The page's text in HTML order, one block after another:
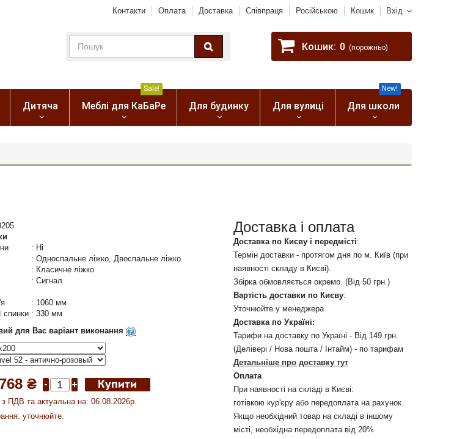
Вхід
Контакти Оплата Доставка Співпраця Російською Кошик
Кошик: 0 (порожньо)
Дитяча Меблі для КаБаРе
Sale!
Для будинку Для вулиці Для школи
New!
: Ні
: Односпальне ліжко, Двоспальне ліжко
: Класичне ліжко
: Сигнал
: 1060 мм
спинки : 330 мм
для Вас варіант виконання
₴
з ПДВ та актуальна на: 06.08.2026р.
уточнюйте.
Доставка і оплата
Доставка по Києву і передмісті:
Термін доставки - протягом дня по м. Київ (при
наявності складу в Києві).
Збірка обмовляється окремо. (Від 50 грн.)
Вартість доставки по Києву:
Уточнюйте у менеджера
Доставка по Україні:
Тарифи на доставку по Україні - Від 149 грн.
(Делівері / Нова пошта / Інтайм) - по тарифам
Детальніше про доставку тут
Оплата
При наявності на складі в Києві:
готівкою кур'єру або передоплата на рахунок.
Якщо необхідний товар на складі в іншому
місті, необхідна передоплата від 20%